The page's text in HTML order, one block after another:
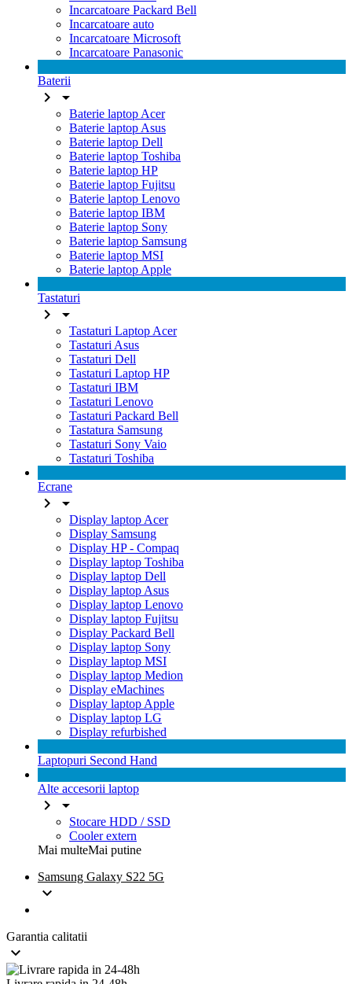
Incarcatoare Packard Bell
Incarcatoare auto
Incarcatoare Microsoft
Incarcatoare Panasonic
Baterii
 
Baterie laptop Acer
Baterie laptop Asus
Baterie laptop Dell
Baterie laptop Toshiba
Baterie laptop HP
Baterie laptop Fujitsu
Baterie laptop Lenovo
Baterie laptop IBM
Baterie laptop Sony
Baterie laptop Samsung
Baterie laptop MSI
Baterie laptop Apple
Tastaturi
 
Tastaturi Laptop Acer
Tastaturi Asus
Tastaturi Dell
Tastaturi Laptop HP
Tastaturi IBM
Tastaturi Lenovo
Tastaturi Packard Bell
Tastatura Samsung
Tastaturi Sony Vaio
Tastaturi Toshiba
Ecrane
 
Display laptop Acer
Display Samsung
Display HP - Compaq
Display laptop Toshiba
Display laptop Dell
Display laptop Asus
Display laptop Lenovo
Display laptop Fujitsu
Display Packard Bell
Display laptop Sony
Display laptop MSI
Display laptop Medion
Display eMachines
Display laptop Apple
Display laptop LG
Display refurbished
Laptopuri Second Hand
Alte accesorii laptop
 
Stocare HDD / SSD
Cooler extern
Mai multeMai putine
Samsung Galaxy S22 5G

Garantia calitatii
